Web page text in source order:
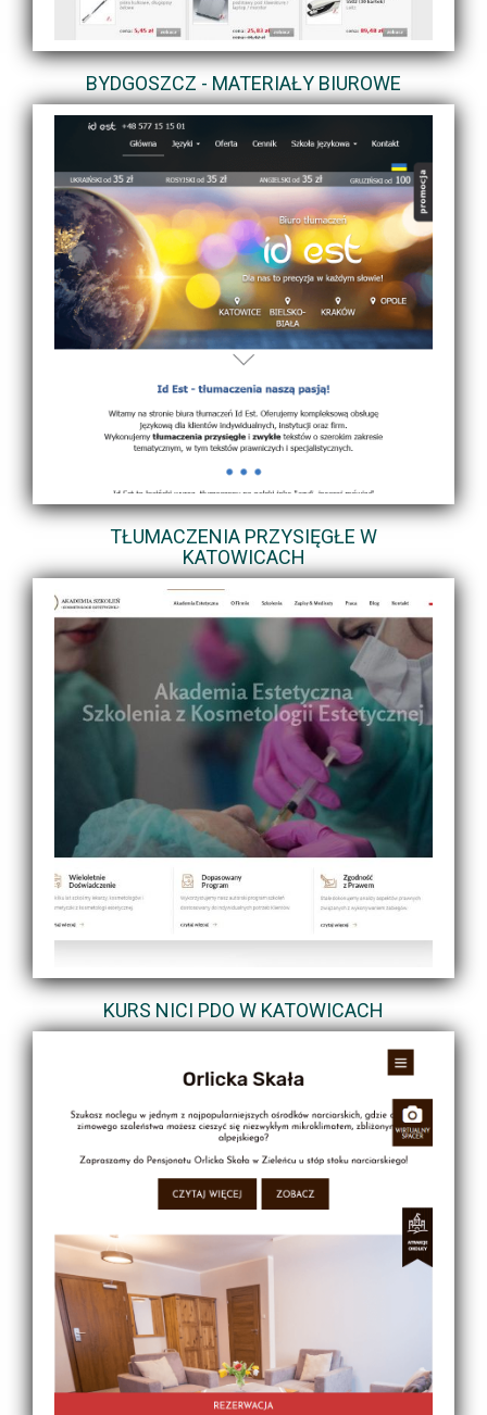
BYDGOSZCZ - MATERIAŁY BIUROWE
TŁUMACZENIA PRZYSIĘGŁE W
KATOWICACH
KURS NICI PDO W KATOWICACH